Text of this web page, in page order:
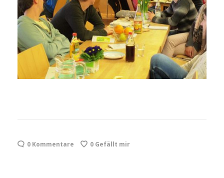
0 Kommentare 0 Gefällt mir